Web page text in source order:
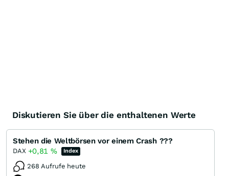
Diskutieren Sie über die enthaltenen Werte
Stehen die Weltbörsen vor einem Crash ???
DAX +0,81 % Index
268 Aufrufe heute